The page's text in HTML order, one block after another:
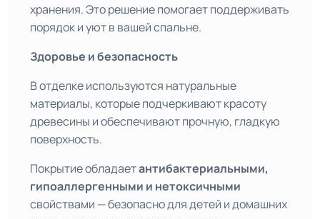
хранения. Это решение помогает поддерживать
порядок и уют в вашей спальне.
Здоровье и безопасность
В отделке используются натуральные
материалы, которые подчеркивают красоту
древесины и обеспечивают прочную, гладкую
поверхность.
Покрытие обладаетантибактериальными,
гипоаллергенными и нетоксичными
свойствами — безопасно для детей и домашних